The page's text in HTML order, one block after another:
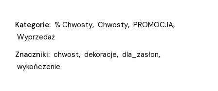
Kategorie: % Chwosty, Chwosty, PROMOCJA,
Wyprzedaż
Znaczniki: chwost, dekoracje, dla_zasłon,
wykończenie